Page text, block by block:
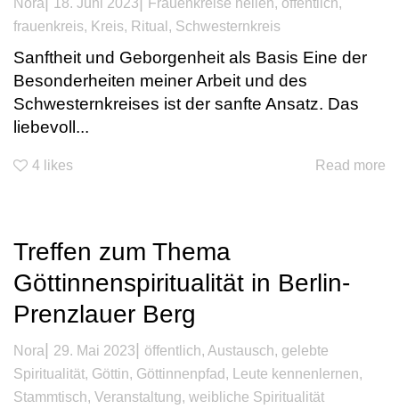
frauenkreis, Kreis, Ritual , Schwesternkreis
Sanftheit und Geborgenheit als Basis Eine der
Besonderheiten meiner Arbeit und des
Schwesternkreises ist der sanfte Ansatz. Das
liebevoll...
4 likes Read more
Treffen zum Thema
Göttinnenspiritualität in Berlin-
Prenzlauer Berg
Nora 29. Mai 2023 öffentlich, Austausch, gelebte
Spiritualität, Göttin, Göttinnenpfad , Leute kennenlernen,
Stammtisch, Veranstaltung, weibliche Spiritualität